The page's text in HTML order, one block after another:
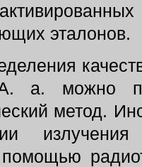
эталонов.
а. можно
метод.